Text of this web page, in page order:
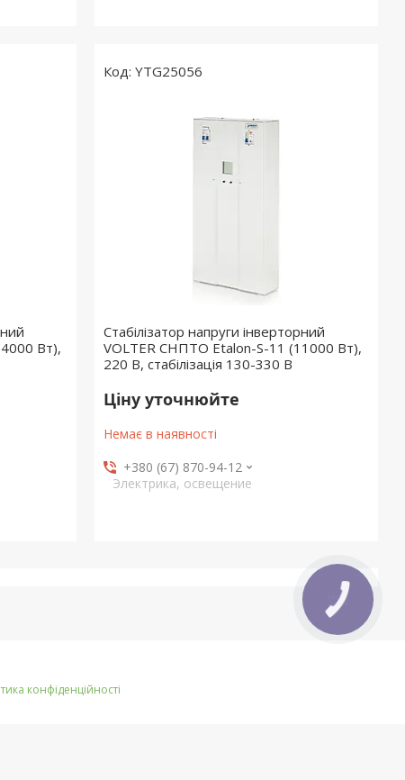
Вт),
YTG25056
Стабілізатор напруги інверторний
VOLTER СНПТО Etalon-S-11 (11000 Вт),
220 В, стабілізація 130-330 В
Ціну уточнюйте
Немає в наявності
+380 (67) 870-94-12
Электрика, освещение
конфіденційності
КНОПКА
ЗВ'ЯЗКУ